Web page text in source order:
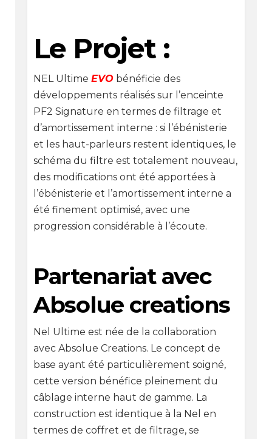
Le Projet :
NEL Ultime EVObénéficie des
développements réalisés sur l’enceinte
PF2 Signature en termes de filtrage et
d’amortissement interne : si l’ébénisterie
et les haut-parleurs restent identiques, le
schéma du filtre est totalement nouveau,
des modifications ont été apportées à
l’ébénisterie et l’amortissement interne a
été finement optimisé, avec une
progression considérable à l’écoute.
Partenariat avec
Absolue creations
Nel Ultime est née de la collaboration
avec Absolue Creations. Le concept de
base ayant été particulièrement soigné,
cette version bénéfice pleinement du
câblage interne haut de gamme. La
construction est identique à la Nel en
termes de coffret et de filtrage, se